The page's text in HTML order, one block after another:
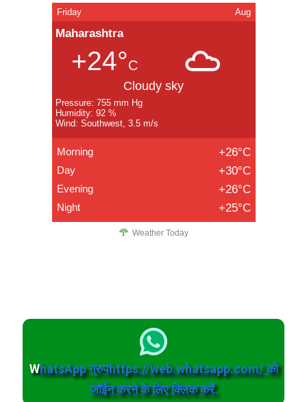
Friday Aug
Maharashtra
+24°C
Cloudy sky
Pressure: 755 mm Hg
Humidity: 92 %
Wind: Southwest, 3.5 m/s
Morning +26°C
Day +30°C
Evening +26°C
Night +25°C
Weather Today
WhatsApp ग्रुपhttps://web.whatsapp.com/ को
जॉईन करने के लिए क्लिक करें.